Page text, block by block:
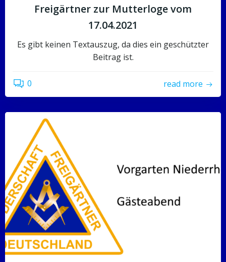
Freigärtner zur Mutterloge vom
17.04.2021
Es gibt keinen Textauszug, da dies ein geschützter
Beitrag ist.
0 read more